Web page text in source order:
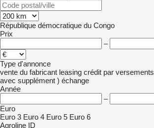
République démocratique du Congo
Prix
–
Type d'annonce
vente du fabricant leasing crédit par versements
avec supplément ) échange
Année
–
Euro
Euro 3 Euro 4 Euro 5 Euro 6
Agroline ID